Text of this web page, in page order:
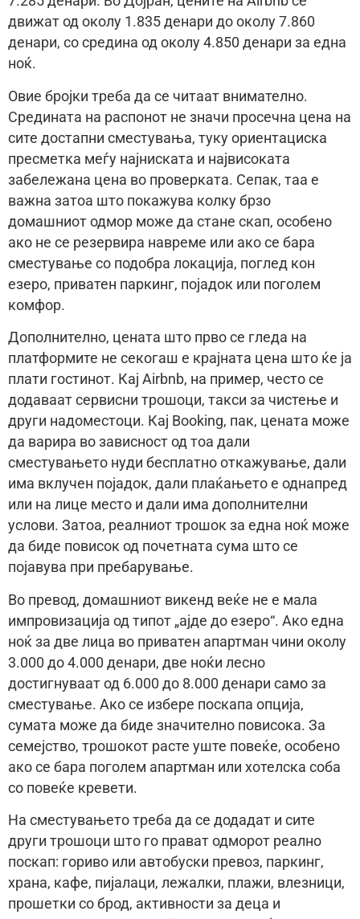
движат од околу 1.835 денари до околу 7.860
денари, со средина од околу 4.850 денари за една
ноќ.
Овие бројки треба да се читаат внимателно.
Средината на распонот не значи просечна цена на
сите достапни сместувања, туку ориентациска
пресметка меѓу најниската и највисоката
забележана цена во проверката. Сепак, таа е
важна затоа што покажува колку брзо
домашниот одмор може да стане скап, особено
ако не се резервира навреме или ако се бара
сместување со подобра локација, поглед кон
езеро, приватен паркинг, појадок или поголем
комфор.
Дополнително, цената што прво се гледа на
платформите не секогаш е крајната цена што ќе ја
плати гостинот. Кај Airbnb, на пример, често се
додаваат сервисни трошоци, такси за чистење и
други надоместоци. Кај Booking, пак, цената може
да варира во зависност од тоа дали
сместувањето нуди бесплатно откажување, дали
има вклучен појадок, дали плаќањето е однапред
или на лице место и дали има дополнителни
услови. Затоа, реалниот трошок за една ноќ може
да биде повисок од почетната сума што се
појавува при пребарување.
Во превод, домашниот викенд веќе не е мала
импровизација од типот „ајде до езеро“. Ако една
ноќ за две лица во приватен апартман чини околу
3.000 до 4.000 денари, две ноќи лесно
достигнуваат од 6.000 до 8.000 денари само за
сместување. Ако се избере поскапа опција,
сумата може да биде значително повисока. За
семејство, трошокот расте уште повеќе, особено
ако се бара поголем апартман или хотелска соба
со повеќе кревети.
На сместувањето треба да се додадат и сите
други трошоци што го прават одморот реално
поскап: гориво или автобуски превоз, паркинг,
храна, кафе, пијалаци, лежалки, плажи, влезници,
прошетки со брод, активности за деца и